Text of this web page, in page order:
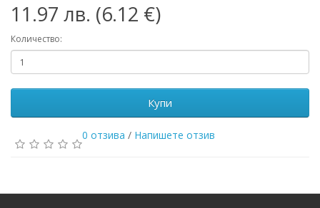
11.97 лв. (6.12 €)
Количество:
Купи
0 отзива / Напишете отзив